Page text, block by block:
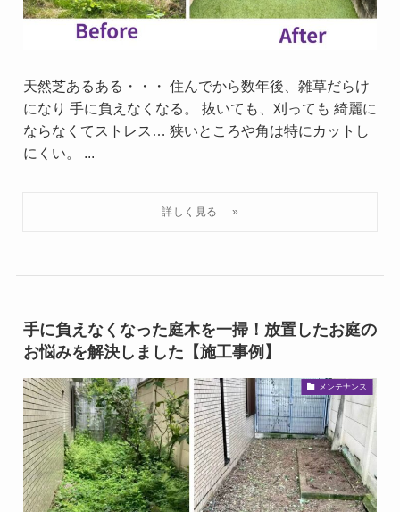
天然芝あるある・・・ 住んでから数年後、雑草だらけ
になり 手に負えなくなる。 抜いても、刈っても 綺麗に
ならなくてストレス… 狭いところや角は特にカットし
にくい。 ...
手に負えなくなった庭木を一掃！放置したお庭の
お悩みを解決しました【施工事例】
メンテナンス